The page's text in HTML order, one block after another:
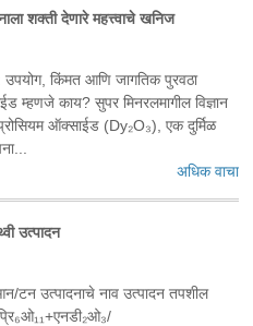
शक्ती देणारे महत्त्वाचे खनिज
किंमत आणि जागतिक पुरवठा
म्हणजे काय? सुपर मिनरलमागील विज्ञान
ऑक्साईड (Dy₂O₃), एक दुर्मिळ
अधिक वाचा
उत्पादन
उत्पादनाचे नाव उत्पादन तपशील